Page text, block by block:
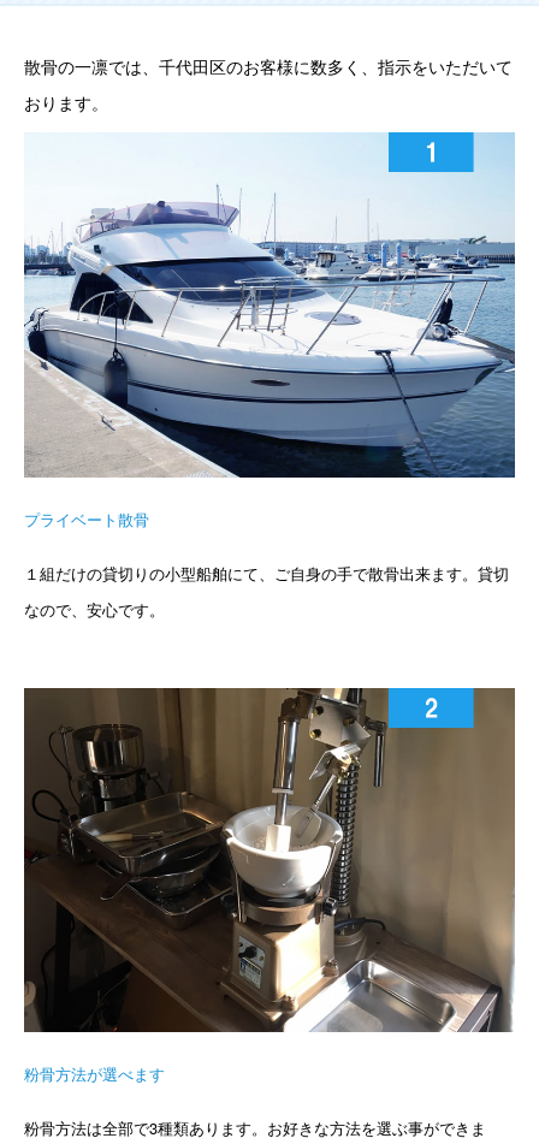
散骨の一凛では、千代田区のお客様に数多く、指示をいただいて
おります。
プライベート散骨
１組だけの貸切りの小型船舶にて、ご自身の手で散骨出来ます。貸切
なので、安心です。
粉骨方法が選べます
粉骨方法は全部で3種類あります。お好きな方法を選ぶ事ができま